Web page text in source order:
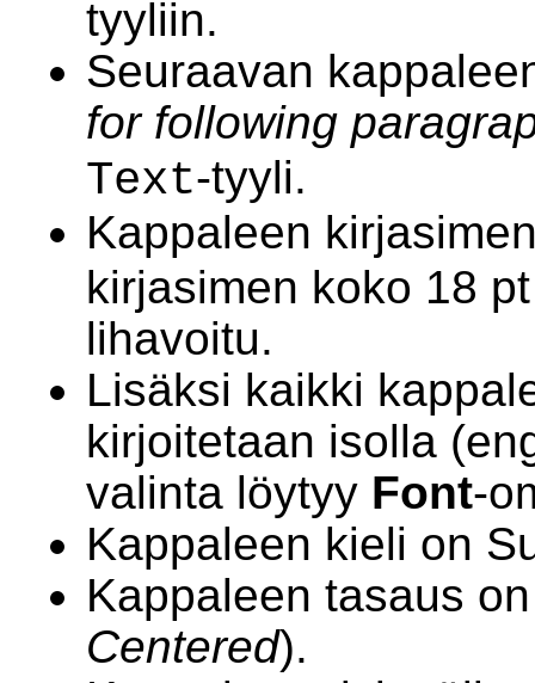
tyyliin.
Seuraavan
for following
Text-tyyli.
Kappaleen
kirjasimen koko 18
lihavoitu.
Lisäksi kaikki
kirjoitetaan isolla
valinta löytyy Font-
Kappaleen kieli on
Kappaleen tasaus
Centered).